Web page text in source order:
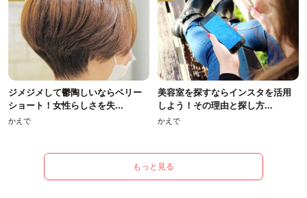
ジメジメして鬱陶しいならベリー
ショート！女性らしさを失...
かえで
美容室を探すならインスタを活用
しよう！その理由と探し方...
かえで
もっと見る